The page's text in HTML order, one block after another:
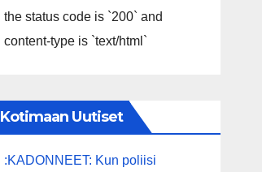
the status code is `200` and
content-type is `text/html`
Kotimaan Uutiset
:KADONNEET: Kun poliisi